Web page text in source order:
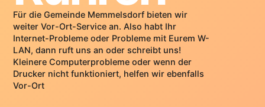
Für die Gemeinde Memmelsdorf bieten wir
weiter Vor-Ort-Service an. Also habt Ihr
Internet-Probleme oder Probleme mit Eurem W-
LAN, dann ruft uns an oder schreibt uns!
Kleinere Computerprobleme oder wenn der
Drucker nicht funktioniert, helfen wir ebenfalls
Vor-Ort